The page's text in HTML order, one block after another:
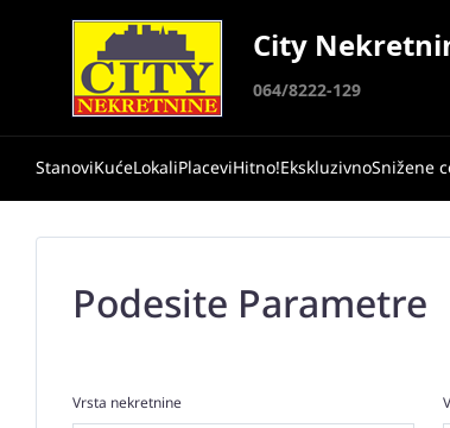
City
064/8222-129
StanoviKućeLokaliPlaceviHitno!EkskluzivnoSnižene
Podesite Parametre
Vrsta nekretnine